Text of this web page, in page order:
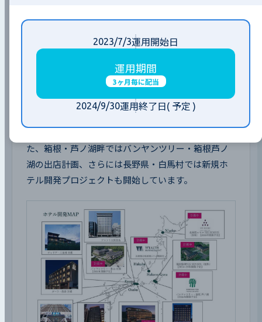
発の実績を重ねることで、ウェルス・マネジメント
グループはラグジュアリーホテル事業の開発・運用企
業としてその存在感を高めています。
京都以外では、「箱根強羅 SIX SENSES（仮称）」
た、箱根・芦ノ湖畔ではバンヤンツリー・箱根芦ノ
湖の出店計画、さらには長野県・白馬村では新規ホ
テル開発プロジェクトも開始しています。
2023/7/3運用開始日
運用期間
3ヶ月毎に配当
2024/9/30運用終了日 ( 予定 )